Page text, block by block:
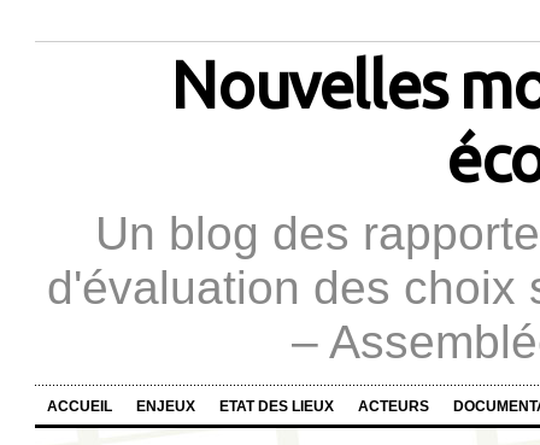
Nouvelles
Un blog des
d'évaluation des choix
–
ACCUEIL ENJEUX ETAT DES LIEUX ACTEURS